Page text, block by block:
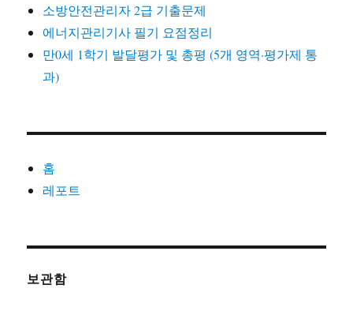
소방안전관리자 2급 기출문제
에너지관리기사 필기 요점정리
만0세 1학기 발달평가 및 총평 (5개 영역·평가제 통
과)
홈
레포트
보관함